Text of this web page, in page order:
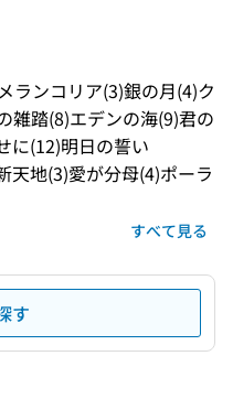
ランコリア(3)銀の月(4)ク
雑踏(8)エデンの海(9)君の
に(12)明日の誓い
天地(3)愛が分母(4)ポーラ
すべて見る
す